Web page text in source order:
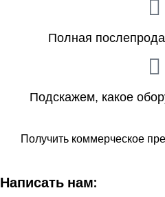
Полная
Подскажем, какое
Получить коммерческое
Написать нам: